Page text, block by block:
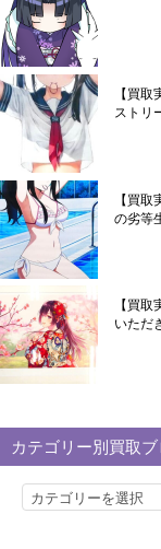
【買
ストリ
【買
の劣等
【買
いただ
カテゴリー別買取
カ